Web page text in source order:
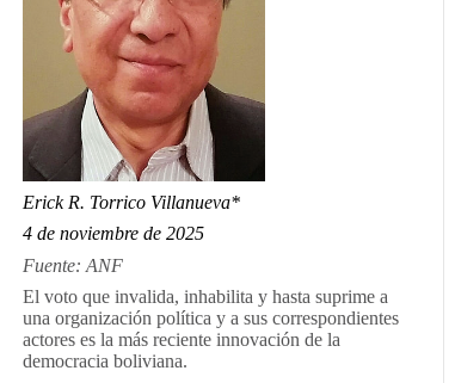
Erick R. Torrico Villanueva*
4 de noviembre de 2025
Fuente: ANF
El voto que invalida, inhabilita y hasta suprime a
una organización política y a sus correspondientes
actores es la más reciente innovación de la
democracia boliviana.